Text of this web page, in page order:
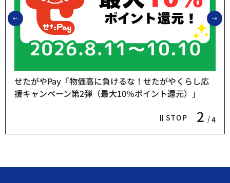
前のスライドを表示
STOP 2 4
せたがやPay「物価高に負けるな！せたがやくらし応
援キャンペーン第2弾（最大10％ポイント還元）」